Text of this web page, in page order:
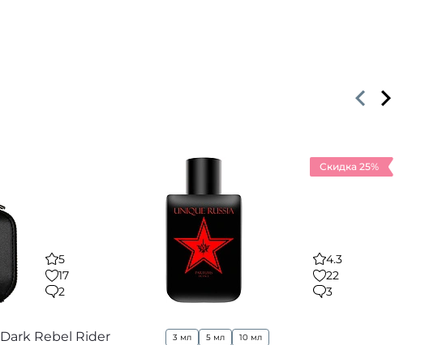
5
17
2
Dark Rebel Rider
Скидка 25%
4.3
22
3
3 мл 5 мл 10 мл